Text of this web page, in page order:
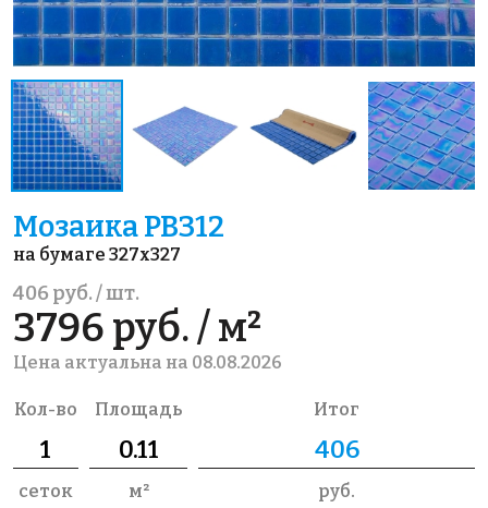
Мозаика PB312
на бумаге 327x327
406 руб. / шт.
3796 руб. / м²
Цена актуальна на 08.08.2026
Кол-во
сеток
Площадь
м²
Итог
руб.